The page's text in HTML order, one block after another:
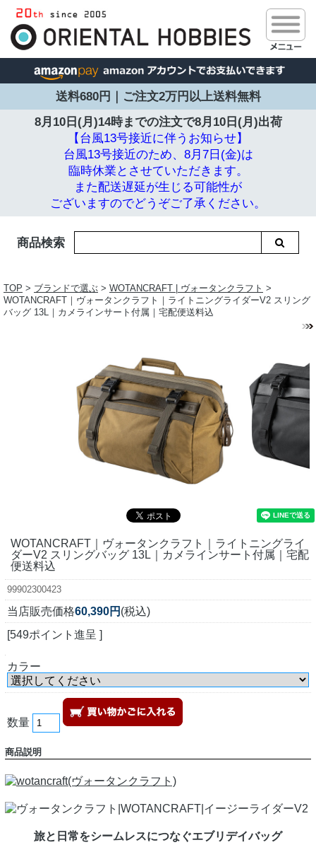
送料680円｜ご注文2万円以上送料無料
8月10日(月)14時までの注文で8月10日(月)出荷
【台風13号接近に伴うお知らせ】
台風13号接近のため、8月7日(金)は
臨時休業とさせていただきます。
また配送遅延が生じる可能性が
ございますのでどうぞご了承ください。
商品検索
TOP > ブランドで選ぶ > WOTANCRAFT | ヴォータンクラフト >
WOTANCRAFT｜ヴォータンクラフト｜ライトニングライダーV2 スリング
バッグ 13L｜カメラインサート付属｜宅配便送料込
WOTANCRAFT｜ヴォータンクラフト｜ライトニングライ
ダーV2 スリングバッグ 13L｜カメラインサート付属｜宅配
便送料込
99902300423
当店販売価格60,390円 (税込)
[549ポイント進呈 ]
カラー
数量
商品説明
旅と日常をシームレスにつなぐエブリデイバッグ